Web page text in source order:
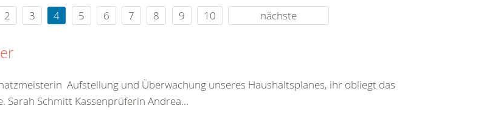
2 3 4 5 6 7 8 9 10 nächste
Aufstellung und Überwachung unseres Haushaltsplanes, ihr obliegt das
Sarah Schmitt Kassenprüferin Andrea...